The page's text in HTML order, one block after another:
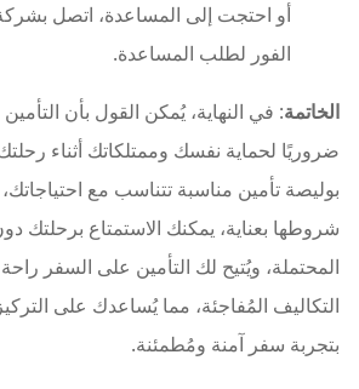
أو احتجت إلى المساعدة، اتصل
الفور لطلب المساعدة.
الخاتمة: في النهاية، يُمكن القول بأن
ضروريًا لحماية نفسك وممتلكاتك أثناء
بوليصة تأمين مناسبة تتناسب مع
شروطها بعناية، يمكنك الاستمتاع برحلتك
المحتملة، ويُتيح لك التأمين على السفر
التكاليف المُفاجئة، مما يُساعدك على
بتجربة سفر آمنة ومُطمئنة.